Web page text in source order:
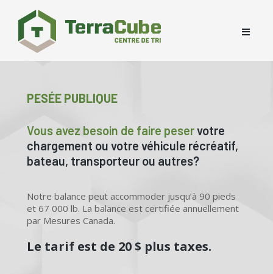
PESÉE PUBLIQUE
Vous avez besoin de faire peservotre
chargement ou votre véhicule récréatif,
bateau, transporteur ou autres?
Notre balance peut accommoder jusqu’à 90 pieds
et 67 000 lb. La balance est certifiée annuellement
par Mesures Canada.
Le tarif est de 20 $ plus taxes.